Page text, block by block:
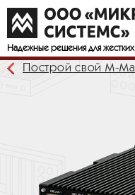
Надежные решения для
Построй свой М-